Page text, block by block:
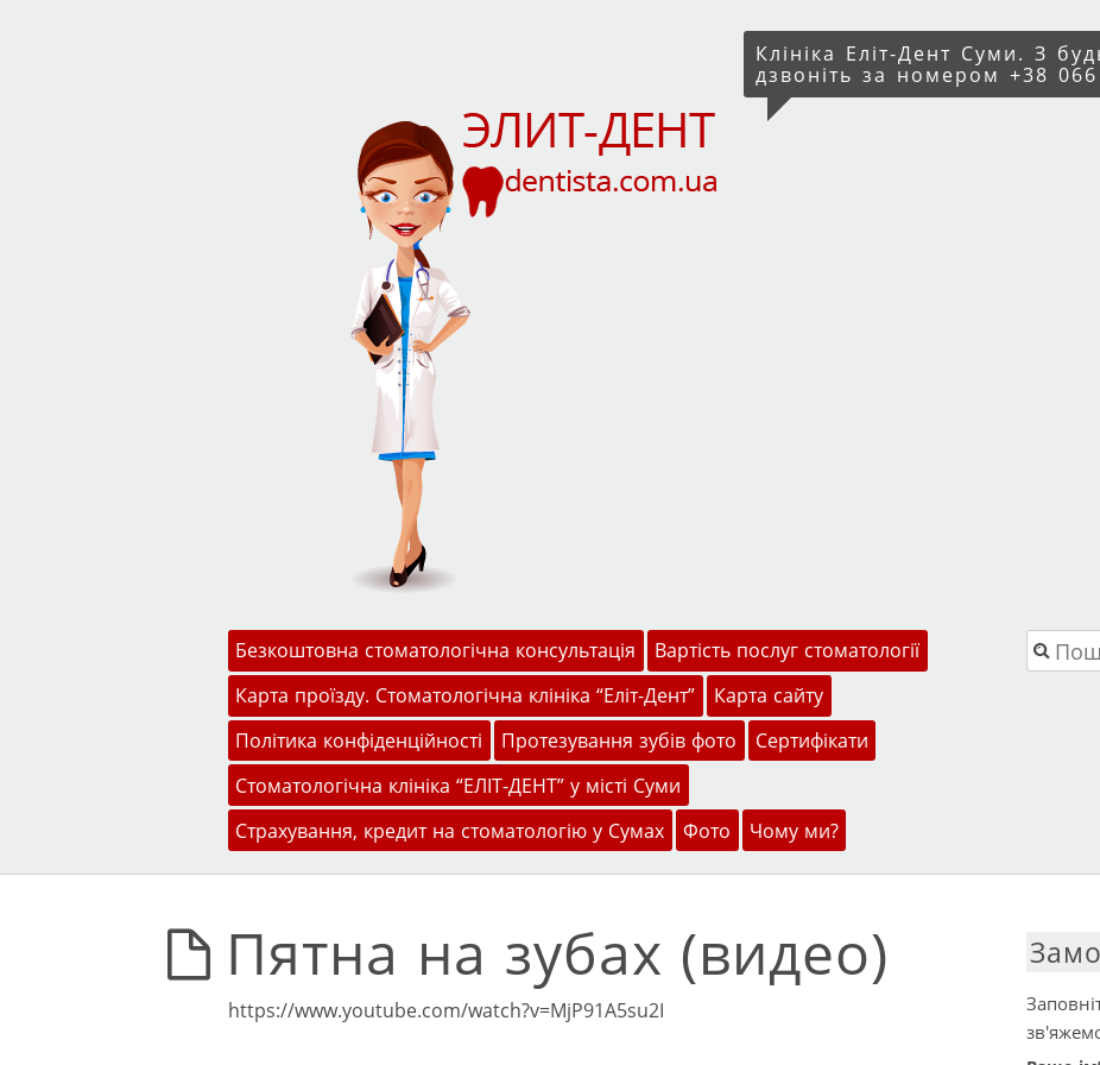
Клініка Еліт-Дент Суми. З
дзвоніть за номером +38
Меню
Перейти до змісту
Безкоштовна стоматологічна консультація
Вартість послуг стоматології
Карта проїзду. Стоматологічна клініка “Еліт-Дент”
Карта сайту
Політика конфіденційності
Протезування зубів фото
Сертифікати
Стоматологічна клініка “ЕЛІТ-ДЕНТ” у місті Суми
Страхування, кредит на стоматологію у Сумах
Фото Чому ми?
Пошук
Пятна на зубах (видео)
https://www.youtube.com/watch?v=MjP91A5su2I